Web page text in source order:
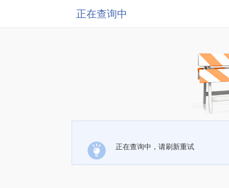
正在查询中
正在查询中，请刷新重试